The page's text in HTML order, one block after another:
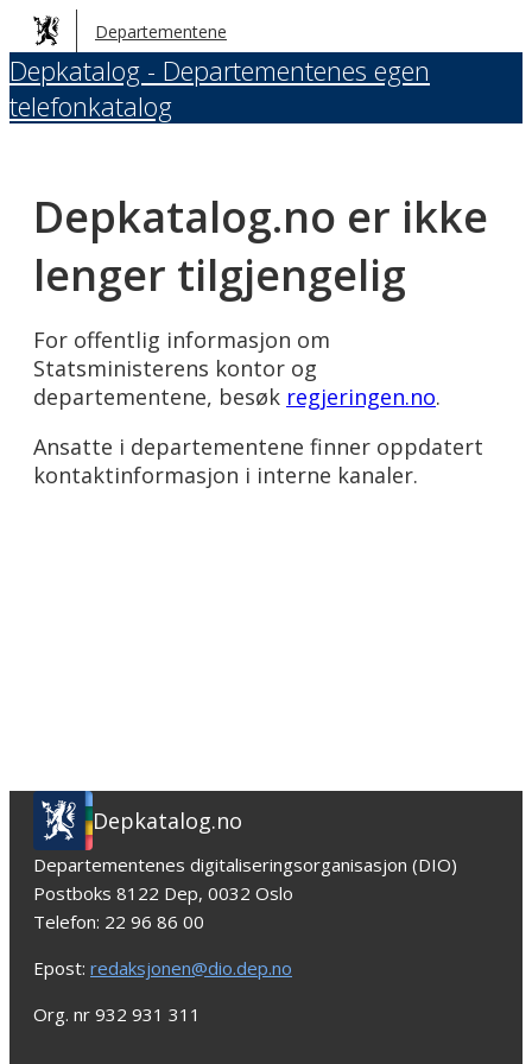
Hopp
til
hovedinnhold
Departementene
Depkatalog - Departementenes egen
telefonkatalog
Depkatalog.no er ikke
lenger tilgjengelig
For offentlig informasjon om
Statsministerens kontor og
departementene, besøk regjeringen.no.
Ansatte i departementene finner oppdatert
kontaktinformasjon i interne kanaler.
Depkatalog.no
Departementenes digitaliseringsorganisasjon (DIO)
Postboks 8122 Dep, 0032 Oslo
Telefon: 22 96 86 00
Epost: redaksjonen@dio.dep.no
Org. nr 932 931 311